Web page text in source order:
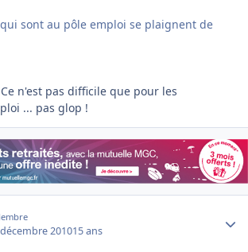
sont au pôle emploi se plaignent de
n'est pas difficile que pour les
... pas glop !
201015 ans